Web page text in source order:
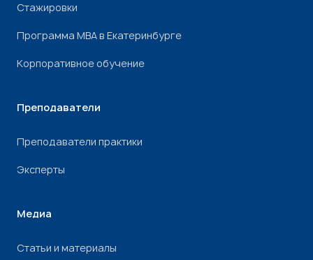
Стажировки
Программа МВА в Екатеринбурге
Корпоративное обучение
Преподаватели
Преподаватели практики
Эксперты
Медиа
Статьи и материалы